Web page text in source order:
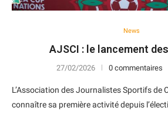
News
AJSCI : le lancement
27/02/2026 0 commentaires
L’Association des Journalistes Sportifs de
connaître sa première activité depuis